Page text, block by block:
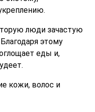
люди зачастую
этому
еды и,
кожи, волос и